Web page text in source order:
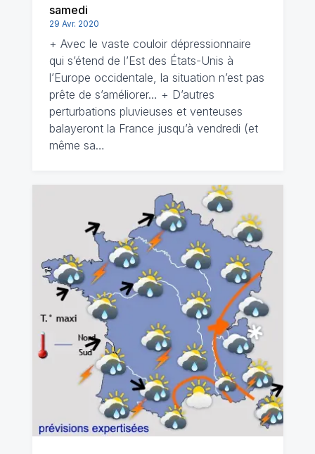
samedi
29 Avr. 2020
+ Avec le vaste couloir dépressionnaire
qui s’étend de l’Est des États-Unis à
l’Europe occidentale, la situation n’est pas
prête de s’améliorer… + D’autres
perturbations pluvieuses et venteuses
balayeront la France jusqu’à vendredi (et
même sa…